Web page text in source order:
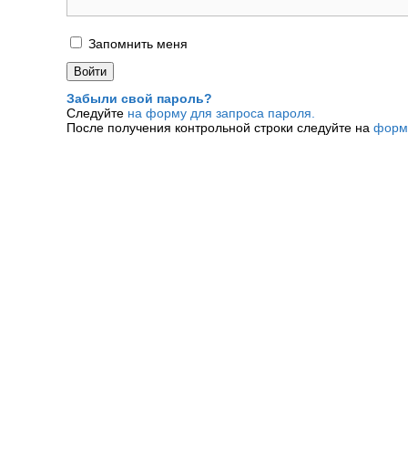
Запомнить меня
Забыли свой пароль?
Следуйте на форму для запроса пароля.
После получения контрольной строки следуйте на